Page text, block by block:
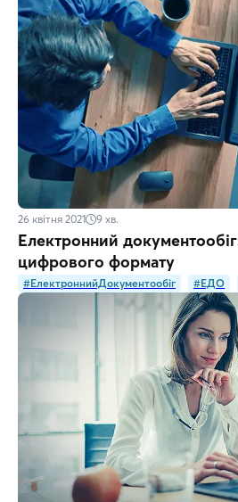
26 квітня 2021 9 хв.
Електронний
цифрового формату
#ЕлектроннийДокументообіг #ЕДО